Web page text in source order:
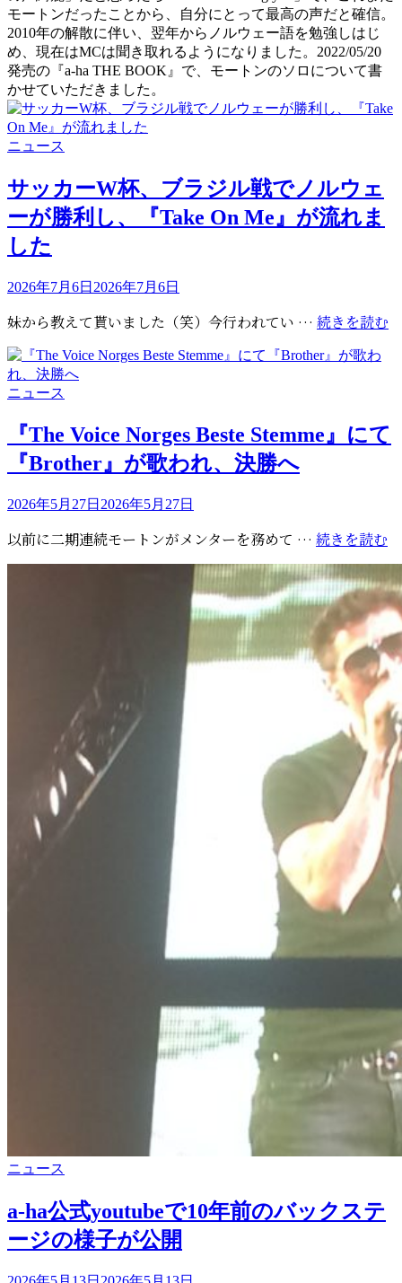
モートンだったことから、自分にとって最高の声だと確信。
2010年の解散に伴い、翌年からノルウェー語を勉強しはじ
め、現在はMCは聞き取れるようになりました。2022/05/20
発売の『a-ha THE BOOK』で、モートンのソロについて書
かせていただきました。
カ
ゴ
リ
ー
ニュース
サッカーW杯、ブラジル戦でノルウェ
ーが勝利し、『Take On Me』が流れま
した
投
日:
2026年7月6日 2026年7月6日
妹から教えて貰いました（笑）今行われてい … 続きを読む
ブ
ノ
ル
ウ
ェ
ー
が
利
ま
し
た
カ
リ
ー
ニュース
『The Voice Norges Beste Stemme』にて
『Brother』が歌われ、決勝へ
投
日:
2026年5月27日 2026年5月27日
以前に二期連続モートンがメンターを務めて … 続きを読む
に
て
が
歌
わ
決
勝
カ
ゴ
リ
ー
ニュース
a-ha公式youtubeで10年前のバックステ
ージの様子が公開